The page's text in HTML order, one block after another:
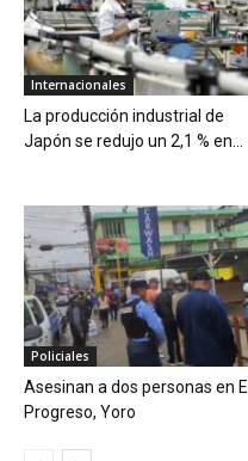
Internacionales
La producción industrial de
Japón se redujo un 2,1 % en...
Policiales
Asesinan a dos personas en El
Progreso, Yoro